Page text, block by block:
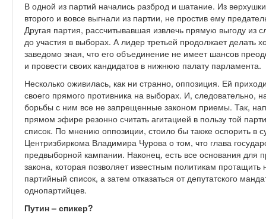
В одной из партий начались разброд и шатание. Из
второго и вовсе выгнали из партии, не простив ему
Другая партия, рассчитывавшая извлечь прямую выгоду
до участия в выборах. А лидер третьей продолжает делать
заведомо зная, что его объединение не имеет шансов
и провести своих кандидатов в нижнюю палату парламента.
Несколько оживилась, как ни странно, оппозиция. Ей
своего прямого противника на выборах. И, следовательно,
борьбы с ним все не запрещенные законом приемы. Так,
прямом эфире резонно считать агитацией в пользу той
список. По мнению оппозиции, стоило бы также оспорить в
Центризбиркома Владимира Чурова о том, что глава
предвыборной кампании. Наконец, есть все основания для
закона, которая позволяет известным политикам
партийный список, а затем отказаться от депутатского
однопартийцев.
Путин – спикер?